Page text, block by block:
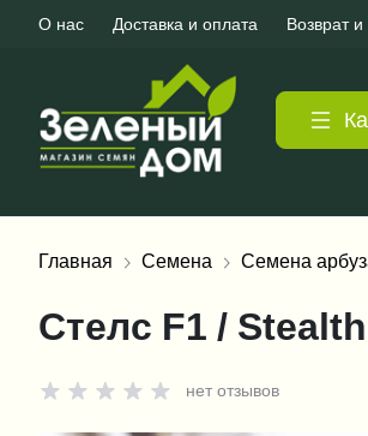
О нас Доставка и оплата Возврат
Главная Семена Семена
Стелс F1 /
нет отзывов